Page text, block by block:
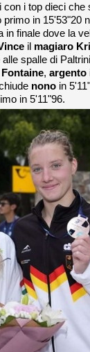
i top dieci che
primo in 15'53"20
finale dove la
il magiaro
spalle di
, argento
nono in
in 5'11"96.